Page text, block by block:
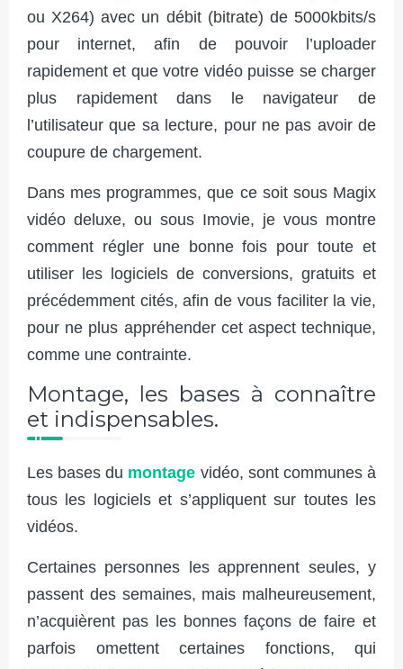
ou X264) avec un débit (bitrate) de 5000kbits/s
pour internet, afin de pouvoir l’uploader
rapidement et que votre vidéo puisse se charger
plus rapidement dans le navigateur de
l’utilisateur que sa lecture, pour ne pas avoir de
coupure de chargement.
Dans mes programmes, que ce soit sous Magix
vidéo deluxe, ou sous Imovie, je vous montre
comment régler une bonne fois pour toute et
utiliser les logiciels de conversions, gratuits et
précédemment cités, afin de vous faciliter la vie,
pour ne plus appréhender cet aspect technique,
comme une contrainte.
Montage, les bases à connaître
et indispensables.
Les bases du montage vidéo, sont communes à
tous les logiciels et s’appliquent sur toutes les
vidéos.
Certaines personnes les apprennent seules, y
passent des semaines, mais malheureusement,
n’acquièrent pas les bonnes façons de faire et
parfois omettent certaines fonctions, qui